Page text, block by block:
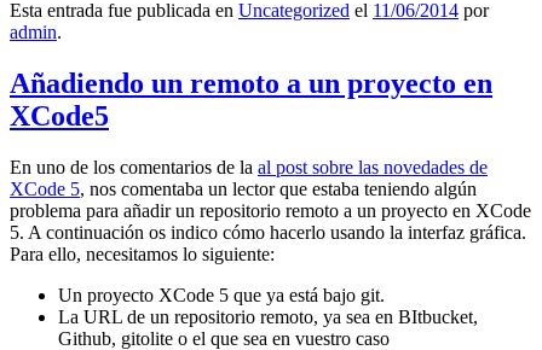
Esta entrada fue publicada en Uncategorized el 11/06/2014 por
admin.
Añadiendo un remoto a un proyecto en
XCode5
En uno de los comentarios de la al post sobre las novedades de
XCode 5, nos comentaba un lector que estaba teniendo algún
problema para añadir un repositorio remoto a un proyecto en XCode
5. A continuación os indico cómo hacerlo usando la interfaz gráfica.
Para ello, necesitamos lo siguiente:
Un proyecto XCode 5 que ya está bajo git.
La URL de un repositorio remoto, ya sea en BItbucket,
Github, gitolite o el que sea en vuestro caso